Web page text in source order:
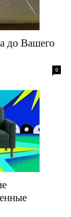
до Вашего
0